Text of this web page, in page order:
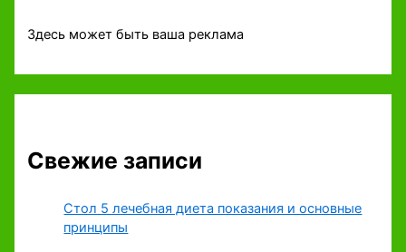
Здесь может быть ваша реклама
Свежие записи
Стол 5 лечебная диета показания и основные
принципы